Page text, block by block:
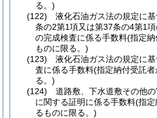
る。)
(122)
液化石油ガス法の規定に
条の2第1項又は第37条の4第1
の完成検査に係る手数料(指定納
ものに限る。)
(123)
液化石油ガス法の規定に
査に係る手数料(指定納付受託
る。)
(124)
道路敷、下水道敷その他
に関する証明に係る手数料(指定
るものに限る。)